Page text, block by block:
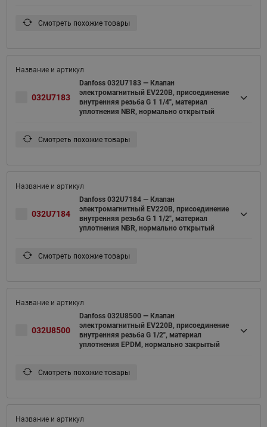
Смотреть похожие товары
032U7183
Danfoss 032U7183 — Клапан
электромагнитный EV220B, присоединение
внутренняя резьба G 1 1/4", материал
уплотнения NBR, нормально открытый
Смотреть похожие товары
032U7184
Danfoss 032U7184 — Клапан
электромагнитный EV220B, присоединение
внутренняя резьба G 1 1/2", материал
уплотнения NBR, нормально открытый
Смотреть похожие товары
032U8500
Danfoss 032U8500 — Клапан
электромагнитный EV220B, присоединение
внутренняя резьба G 1/2", материал
уплотнения EPDM, нормально закрытый
Смотреть похожие товары